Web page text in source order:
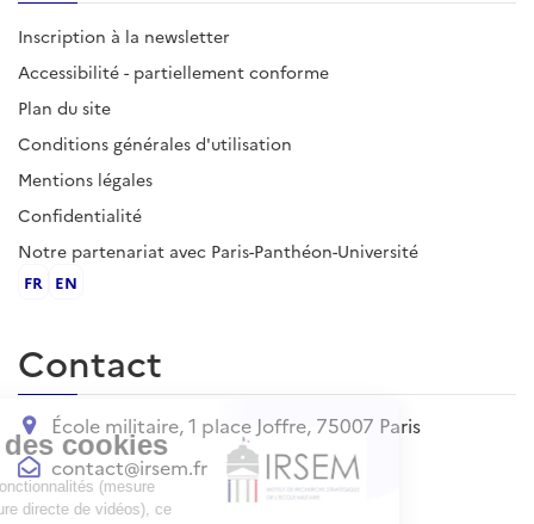
Inscription à la newsletter
Accessibilité - partiellement conforme
Plan du site
Conditions générales d'utilisation
Mentions légales
Confidentialité
Notre partenariat avec Paris-Panthéon-Université
FR EN
Contact
École militaire, 1 place Joffre, 75007 Paris
contact@irsem.fr